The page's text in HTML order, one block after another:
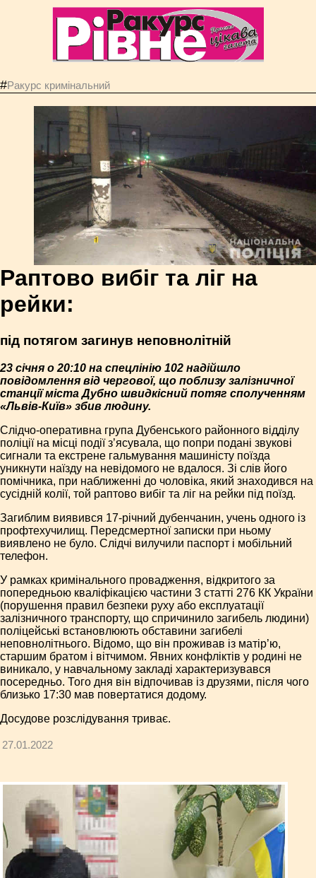
#Ракурс кримінальний
Раптово вибіг та ліг на
рейки:
під потягом загинув неповнолітній
23 січня о 20:10 на спецлінію 102 надійшло
повідомлення від чергової, що поблизу залізничної
станції міста Дубно швидкісний потяг сполученням
«Львів-Київ» збив людину.
Слідчо-оперативна група Дубенського районного відділу
поліції на місці події з’ясувала, що попри подані звукові
сигнали та екстрене гальмування машиністу поїзда
уникнути наїзду на невідомого не вдалося. Зі слів його
помічника, при наближенні до чоловіка, який знаходився на
сусідній колії, той раптово вибіг та ліг на рейки під поїзд.
Загиблим виявився 17-річний дубенчанин, учень одного із
профтехучилищ. Передсмертної записки при ньому
виявлено не було. Слідчі вилучили паспорт і мобільний
телефон.
У рамках кримінального провадження, відкритого за
попередньою кваліфікацією частини 3 статті 276 КК України
(порушення правил безпеки руху або експлуатації
залізничного транспорту, що спричинило загибель людини)
поліцейські встановлюють обставини загибелі
неповнолітнього. Відомо, що він проживав із матір’ю,
старшим братом і вітчимом. Явних конфліктів у родині не
виникало, у навчальному закладі характеризувався
посередньо. Того дня він відпочивав із друзями, після чого
близько 17:30 мав повертатися додому.
Досудове розслідування триває.
27.01.2022